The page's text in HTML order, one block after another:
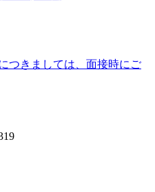
つきましては、面接時にご